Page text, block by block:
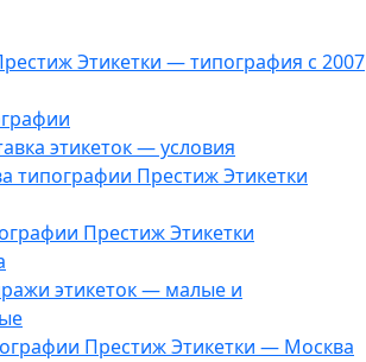
Этикетки — типография с 2007
этикеток — условия
типографии Престиж Этикетки
Престиж Этикетки
этикеток — малые и
Престиж Этикетки — Москва